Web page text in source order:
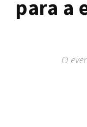
para a
O